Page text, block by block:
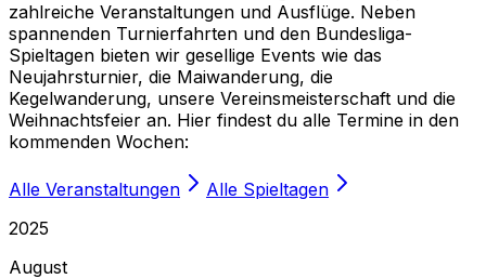
zahlreiche Veranstaltungen und Ausflüge. Neben
spannenden Turnierfahrten und den Bundesliga-
Spieltagen bieten wir gesellige Events wie das
Neujahrsturnier, die Maiwanderung, die
Kegelwanderung, unsere Vereinsmeisterschaft und die
Weihnachtsfeier an. Hier findest du alle Termine in den
kommenden Wochen:
Alle Veranstaltungen
Alle Spieltagen
2025
August